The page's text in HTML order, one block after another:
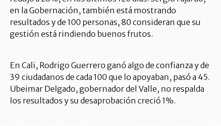
en la Gobernación, también está mostrando
resultados y de 100 personas, 80 consideran que su
gestión está rindiendo buenos frutos.
En Cali, Rodrigo Guerrero ganó algo de confianza y de
39 ciudadanos de cada 100 que lo apoyaban, pasó a 45.
Ubeimar Delgado, gobernador del Valle, no respalda
los resultados y su desaprobación creció 1%.